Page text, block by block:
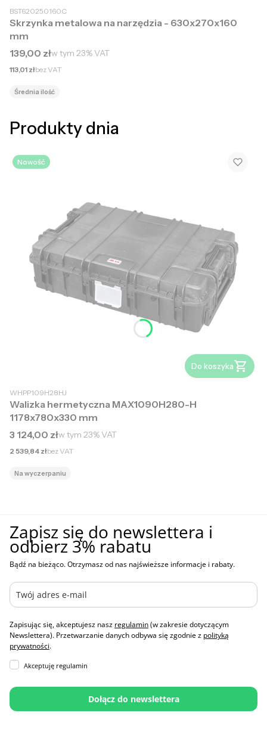
BST620250160C
Skrzynka metalowa na narzędzia - 630x270x160
mm
Cena brutto
139,00 złw tym 23%VAT
Cena netto
113,01 złbez VAT
Średnia ilość
Produkty dnia
Nowość
Do koszyka
WHPP109H28HJ
Walizka hermetyczna MAX1090H280-H
1178x780x330 mm
Cena brutto
3 124,00 złw tym 23%VAT
Cena netto
2 539,84 złbez VAT
Na wyczerpaniu
Zapisz się do newslettera i
odbierz 3% rabatu
Bądź na bieżąco. Otrzymasz od nas najświeższe informacje i rabaty.
Zapisując się, akceptujesz nasz regulamin(w zakresie dotyczącym
Newslettera). Przetwarzanie danych odbywa się zgodnie z polityką
prywatności.
Akceptuję regulamin
Dołącz do newslettera